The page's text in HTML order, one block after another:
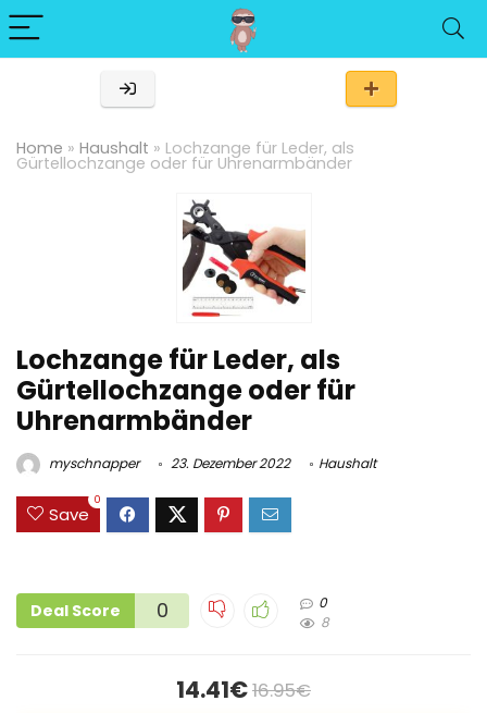
Home » Haushalt » Lochzange für Leder, als
Gürtellochzange oder für Uhrenarmbänder
Lochzange für Leder, als
Gürtellochzange oder für
Uhrenarmbänder
myschnapper 23. Dezember 2022 Haushalt
Save
0
Deal Score 0
0
8
14.41€16.95€